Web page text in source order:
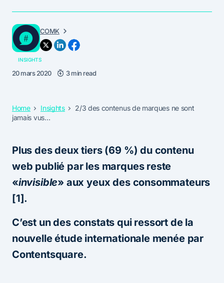
COMK
INSIGHTS
20 mars 2020 3 min read
Home Insights
2/3 des contenus de marques ne sont
jamais vus…
Plus des deux tiers (69 %) du contenu
web publié par les marques reste
«invisible» aux yeux des consommateurs
[1].
C’est un des constats qui ressort de la
nouvelle étude internationale menée par
Contentsquare.